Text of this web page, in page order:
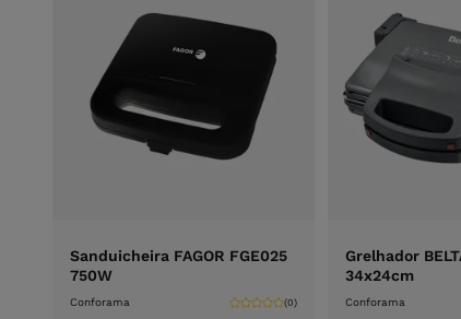
Sanduicheira FAGOR FGE025
750W
Conforama (0)
Grelhador
34x24cm
Conforama